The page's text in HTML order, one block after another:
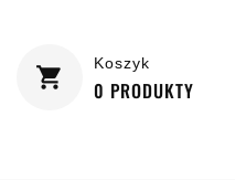
Koszyk
0 PRODUKTY